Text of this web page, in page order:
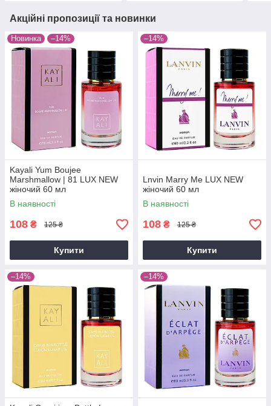
Акційні пропозиції та новинки
Новинка –14%
Kayali Yum Boujee
Marshmallow | 81 LUX NEW
жіночий 60 мл
В наявності
108 ₴ 125 ₴
Купити
–14%
Lnvin Marry Me LUX NEW
жіночий 60 мл
В наявності
108 ₴ 125 ₴
Купити
–14% –14%